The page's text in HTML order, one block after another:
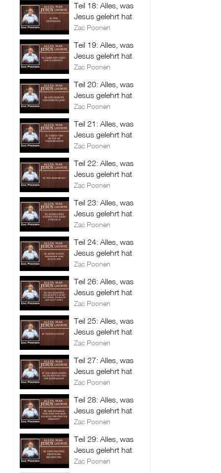
Teil 18: Alles, was
Jesus gelehrt hat
Zac Poonen
Teil 19: Alles, was
Jesus gelehrt hat
Zac Poonen
Teil 20: Alles, was
Jesus gelehrt hat
Zac Poonen
Teil 21: Alles, was
Jesus gelehrt hat
Zac Poonen
Teil 22: Alles, was
Jesus gelehrt hat
Zac Poonen
Teil 23: Alles, was
Jesus gelehrt hat
Zac Poonen
Teil 24: Alles, was
Jesus gelehrt hat
Zac Poonen
Teil 26: Alles, was
Jesus gelehrt hat
Zac Poonen
Teil 25: Alles, was
Jesus gelehrt hat
Zac Poonen
Teil 27: Alles, was
Jesus gelehrt hat
Zac Poonen
Teil 28: Alles, was
Jesus gelehrt hat
Zac Poonen
Teil 29: Alles, was
Jesus gelehrt hat
Zac Poonen